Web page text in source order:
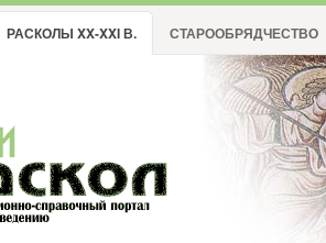
РАСКОЛЫ XX-XXI В. СТАРООБРЯДЧЕСТВО